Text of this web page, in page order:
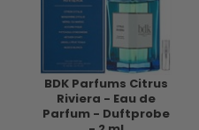
BDK Parfums Citrus
Riviera - Eau de
Parfum - Duftprobe